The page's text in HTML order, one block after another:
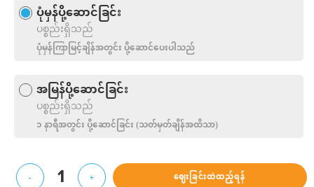
ပုံမှန်ပို့ဆောင်ခြင်း
ပစ္စည်းရှိသည်
ပုံမှန်ကြာမြင့်ချိန်အတွင်း ပို့ဆောင်ပေးပါသည်
အမြန်ပို့ဆောင်ခြင်း
ပစ္စည်းရှိသည်
၁ နာရီအတွင်း ပို့‌ဆောင်ခြင်း (သတ်မှတ်ချိန်အထိသာ)
- 1 + ဈေးခြင်းထဲထည့်ရန်